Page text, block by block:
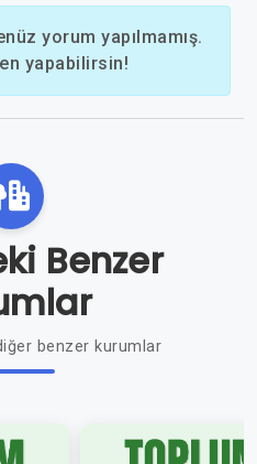
yorum yapılmamış.
yapabilirsin!
Benzer
benzer kurumlar